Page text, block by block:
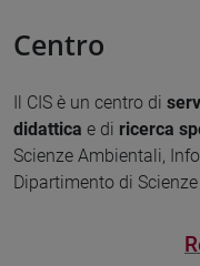
Centro
Il CIS è un centro di
didattica e di ricerca
Scienze Ambientali,
Dipartimento di